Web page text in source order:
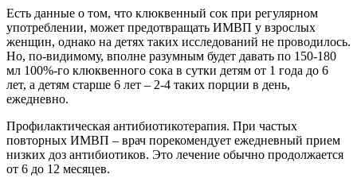
Есть данные о том, что клюквенный сок при регулярном
употреблении, может предотвращать ИМВП у взрослых
женщин, однако на детях таких исследований не проводилось.
Но, по-видимому, вполне разумным будет давать по 150-180
мл 100%-го клюквенного сока в сутки детям от 1 года до 6
лет, а детям старше 6 лет – 2-4 таких порции в день,
ежедневно.
Профилактическая антибиотикотерапия. При частых
повторных ИМВП – врач порекомендует ежедневный прием
низких доз антибиотиков. Это лечение обычно продолжается
от 6 до 12 месяцев.